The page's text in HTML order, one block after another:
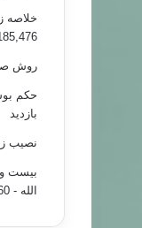
خلاصه
185,476
روش
حکم
بازدید
نصیب
بیست
الله - 148,960 بازدید